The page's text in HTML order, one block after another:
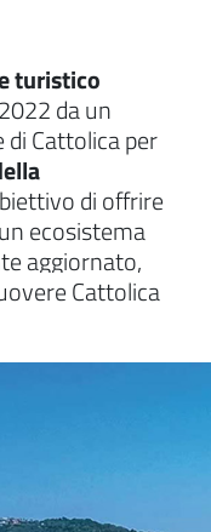
turistico
da un
Cattolica per
di offrire
ecosistema
aggiornato,
Cattolica